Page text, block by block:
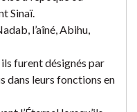
Sinaï.
l’aîné, Abihu,
ils furent désignés par
dans leurs fonctions en